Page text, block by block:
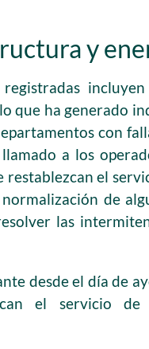
y
que ha generado
con
a los
el
de
las
desde el día de
el servicio de